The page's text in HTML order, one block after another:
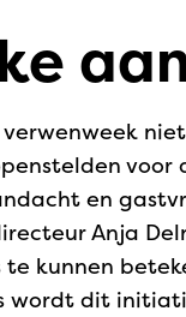
voor
en
Anja
kunnen
wordt dit